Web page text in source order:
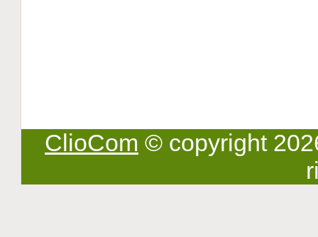
ClioCom © copyright